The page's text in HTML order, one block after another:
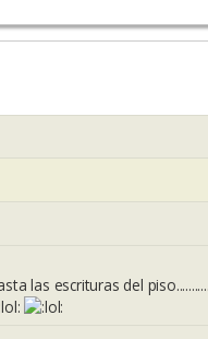
las escrituras del